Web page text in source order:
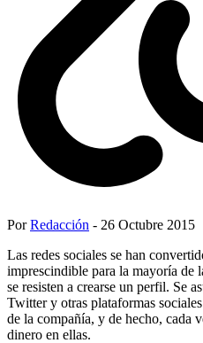
PorRedacción - 26 Octubre 2015
Las redes sociales se han
imprescindible para la mayoría de
se resisten a crearse un perfil. Se
Twitter y otras plataformas
de la compañía, y de hecho, cada
dinero en ellas.